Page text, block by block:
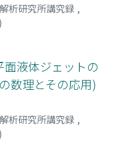
析研究所講究録 ,
液体ジェットの
数理とその応用)
析研究所講究録 ,